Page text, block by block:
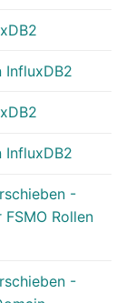
InfluxDB2
InfluxDB2
-
Rollen
-